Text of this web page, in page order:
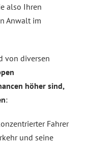
also Ihren
Anwalt im
von diversen
höher sind,
:
Fahrer
und seine